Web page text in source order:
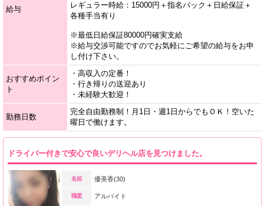
給与
レギュラー時給：15000円＋指名バック＋日給保証＋
各種手当有り
※最低日給保証80000円確実支給
※給与交渉可能ですのでお気軽にご希望の給与をお申
し付け下さい。
おすすめポイン
ト
・高収入の定番！
・行き帰りの送迎あり
・未経験大歓迎！
勤務日数
完全自由勤務制！月1日・週1日からでもＯＫ！空いた
曜日で働けます。
ドライバー付きで安心で良いデリヘル店を見つけました。
名前 優美香(30)
職業 アルバイト